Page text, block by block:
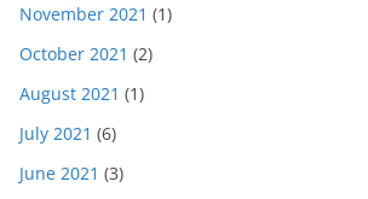
November 2021 (1)
October 2021 (2)
August 2021 (1)
July 2021 (6)
June 2021 (3)